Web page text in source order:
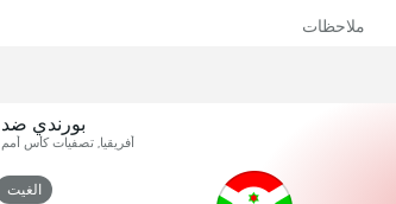
ملاحظات
بورندي ضد
أفريقيا, تصفيات كأس أمم
الغيت